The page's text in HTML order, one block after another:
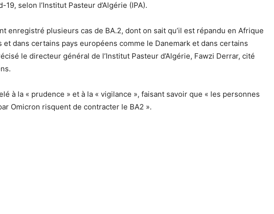
selon l’Institut Pasteur d’Algérie (IPA).
enregistré plusieurs cas de BA.2, dont on sait qu’il est répandu en Afrique
et dans certains pays européens comme le Danemark et dans certains
le directeur général de l’Institut Pasteur d’Algérie, Fawzi Derrar, cité
à la « prudence » et à la « vigilance », faisant savoir que « les personnes
Omicron risquent de contracter le BA2 ».